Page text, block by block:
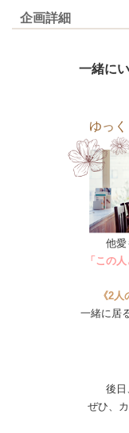
企画詳細
一緒に
ゆっ
他愛
「この
《2人
一緒に居
後日
ぜひ、